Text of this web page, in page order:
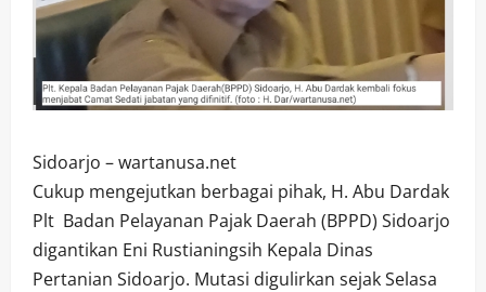
Sidoarjo – wartanusa.net
Cukup mengejutkan berbagai pihak, H. Abu Dardak
Plt Badan Pelayanan Pajak Daerah (BPPD) Sidoarjo
digantikan Eni Rustianingsih Kepala Dinas
Pertanian Sidoarjo. Mutasi digulirkan sejak Selasa